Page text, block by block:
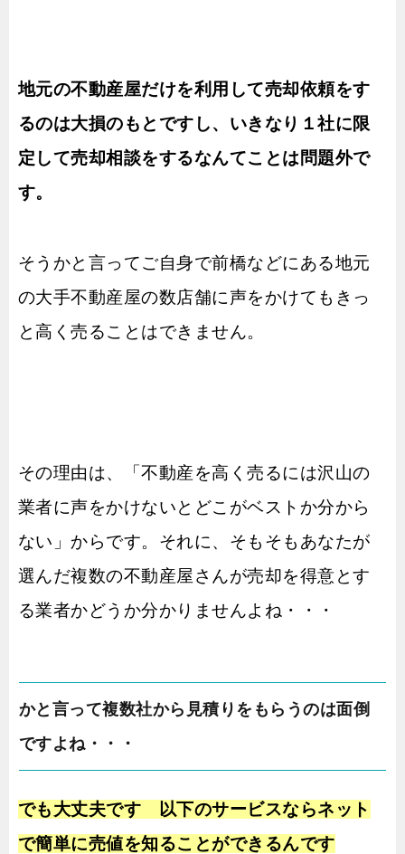
地元の不動産屋だけを利用して売却依頼をす
るのは大損のもとですし、いきなり１社に限
定して売却相談をするなんてことは問題外で
す。
そうかと言ってご自身で前橋などにある地元
の大手不動産屋の数店舗に声をかけてもきっ
と高く売ることはできません。
その理由は、「不動産を高く売るには沢山の
業者に声をかけないとどこがベストか分から
ない」からです。それに、そもそもあなたが
選んだ複数の不動産屋さんが売却を得意とす
る業者かどうか分かりませんよね・・・
かと言って複数社から見積りをもらうのは面倒
ですよね・・・
でも大丈夫です 以下のサービスならネット
で簡単に売値を知ることができるんです